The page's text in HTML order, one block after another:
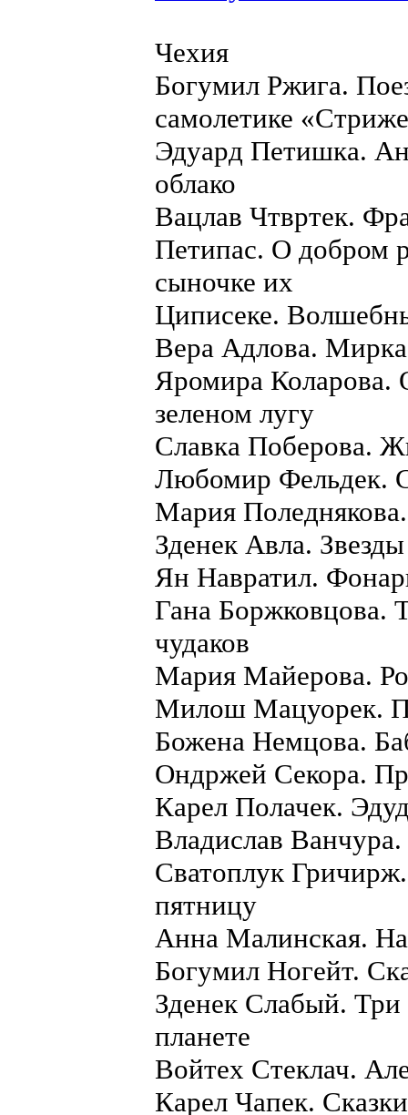
Чехия
Богумил Ржига.
самолетике
Эдуард Петишка.
облако
Вацлав Чтвртек.
Петипас. О добром
сыночке их
Циписеке.
Вера Адлова. Мирка
Яромира Коларова.
зеленом лугу
Славка Поберова.
Любомир Фельдек.
Мария
Зденек Авла.
Ян Навратил.
Гана Боржковцова.
чудаков
Мария Майерова.
Милош Мацуорек.
Божена Немцова.
Ондржей Секора.
Карел Полачек.
Владислав
Сватоплук
пятницу
Анна Малинская.
Богумил Ногейт.
Зденек Слабый. Три
планете
Войтех Стеклач.
Карел Чапек.